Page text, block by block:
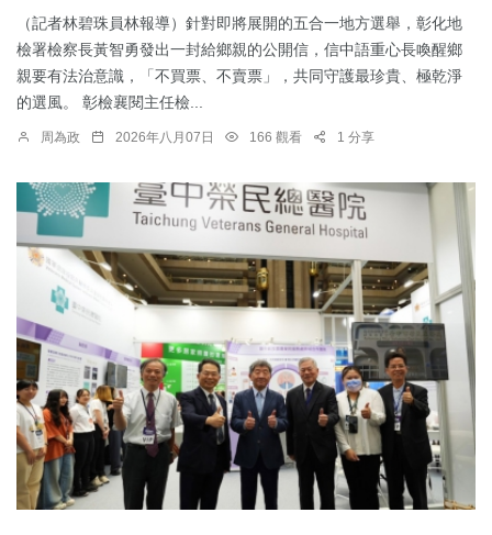
（記者林碧珠員林報導）針對即將展開的五合一地方選舉，彰化地
檢署檢察長黃智勇發出一封給鄉親的公開信，信中語重心長喚醒鄉
親要有法治意識，「不買票、不賣票」，共同守護最珍貴、極乾淨
的選風。 彰檢襄閱主任檢...
周為政 2026年八月07日 166 觀看 1 分享